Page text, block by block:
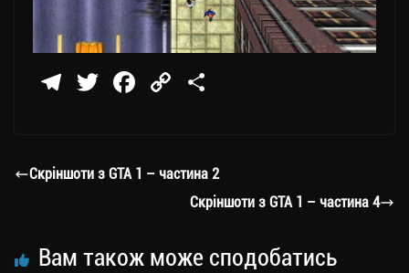
Te
a
T
er
Fa
ok
C
Li
nk
ли
ти
Скріншоти з GTA 1 – частина 2
Скріншоти з GTA 1 – частина 4
Вам також може сподобатись